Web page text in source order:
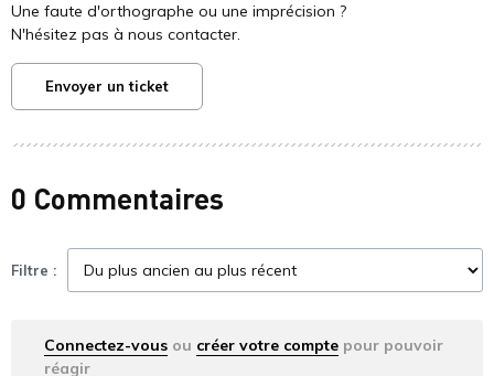
Une faute d'orthographe ou une imprécision ?
N'hésitez pas à nous contacter.
Envoyer un ticket
0 Commentaires
Filtre :
Connectez-vous ou créer votre compte pour pouvoir
réagir